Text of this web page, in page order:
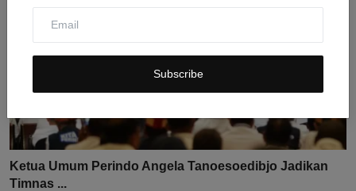
Subscribe
Ketua Umum Perindo Angela Tanoesoedibjo Jadikan
Timnas ...